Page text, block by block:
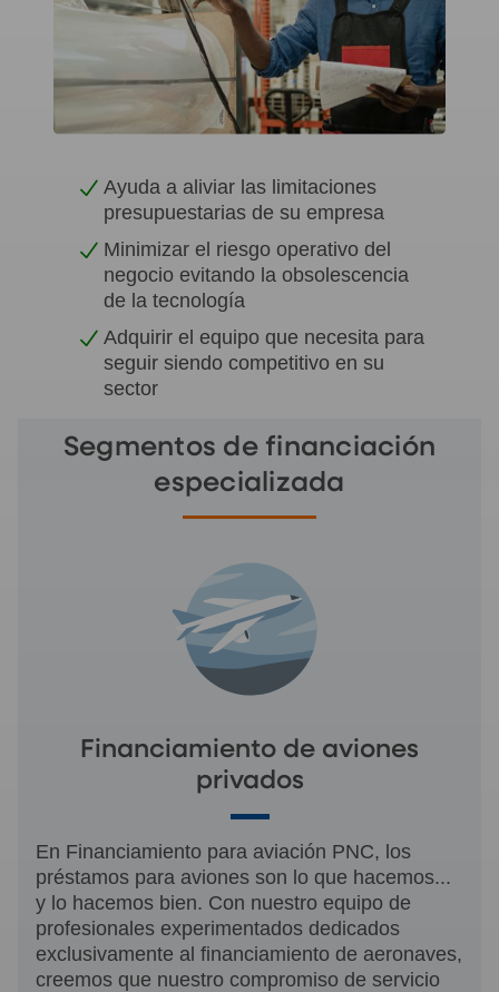
Ayuda a aliviar las limitaciones
presupuestarias de su empresa
Minimizar el riesgo operativo del
negocio evitando la obsolescencia
de la tecnología
Adquirir el equipo que necesita para
seguir siendo competitivo en su
sector
Segmentos de financiación
especializada
Financiamiento de aviones
privados
En Financiamiento para aviación PNC, los
préstamos para aviones son lo que hacemos...
y lo hacemos bien. Con nuestro equipo de
profesionales experimentados dedicados
exclusivamente al financiamiento de aeronaves,
creemos que nuestro compromiso de servicio